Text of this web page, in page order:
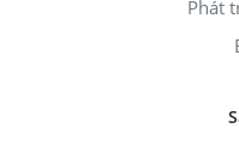
Phát